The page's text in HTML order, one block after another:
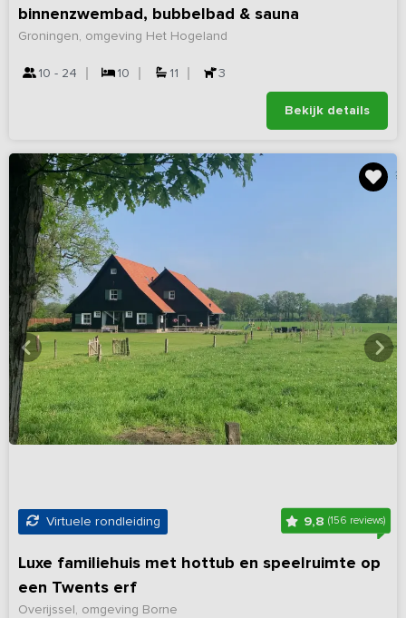
binnenzwembad, bubbelbad & sauna
Groningen, omgeving Het Hogeland
10 - 24 10 11 3
Bekijk details
Virtuele rondleiding 9,8 (156 reviews)
Luxe familiehuis met hottub en speelruimte op
een Twents erf
Overijssel, omgeving Borne